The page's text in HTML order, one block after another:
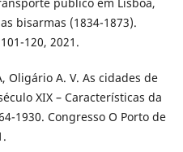
bisarmas (1834-1873).
120, 2021.
Oligário A. V. As cidades de
XIX – Características da
1930. Congresso O Porto de